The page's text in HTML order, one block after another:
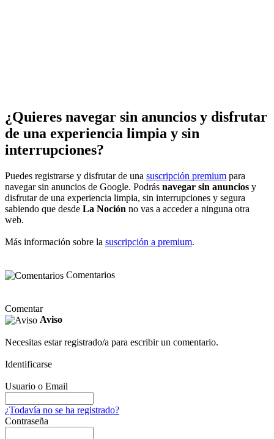
¿Quieres navegar sin anuncios y disfrutar
de una experiencia limpia y sin
interrupciones?
Puedes registrarse y disfrutar de una suscripción premium para
navegar sin anuncios de Google. Podrás navegar sin anuncios y
disfrutar de una experiencia limpia, sin interrupciones y segura
sabiendo que desde La Noción no vas a acceder a ninguna otra
web.
Más información sobre la suscripción a premium.
Comentarios
Comentar
Aviso
Necesitas estar registrado/a para escribir un comentario.
Identificarse
Usuario o Email
¿Todavía no se ha registrado?
Contraseña